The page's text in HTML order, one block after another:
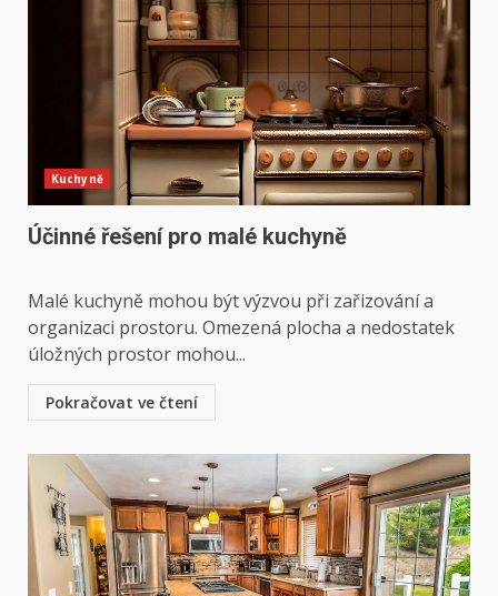
Kuchyně
Účinné řešení pro malé kuchyně
Malé kuchyně mohou být výzvou při zařizování a
organizaci prostoru. Omezená plocha a nedostatek
úložných prostor mohou...
Pokračovat ve čtení